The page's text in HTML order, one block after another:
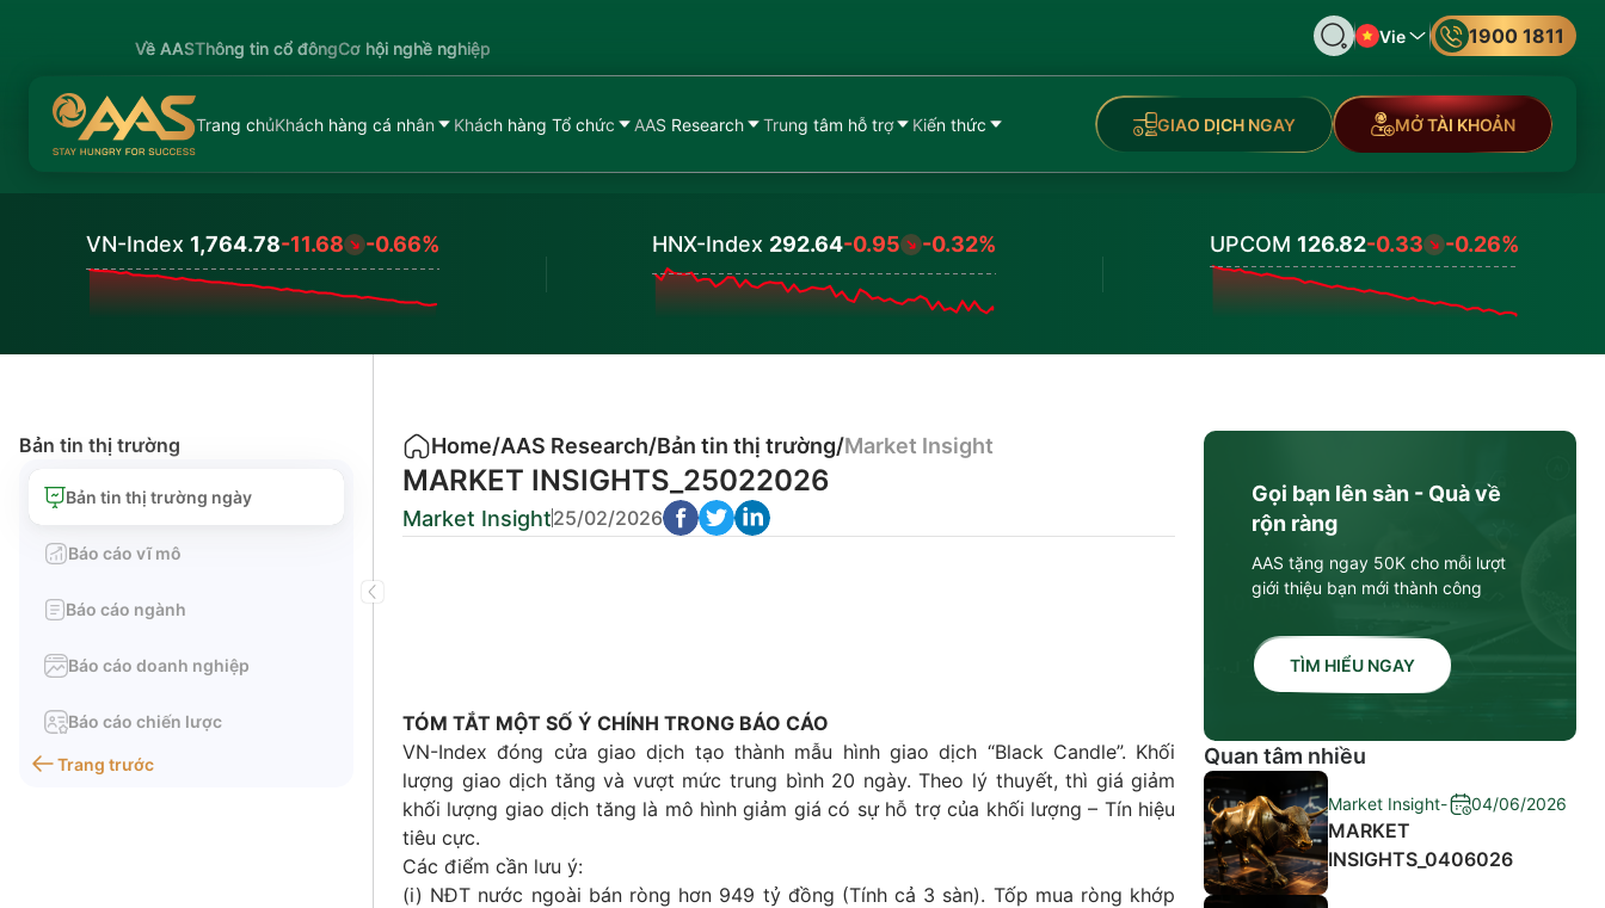
Về AASThông tin cổ đôngCơ hội nghề nghiệp
Vie 1900 1811
Trang chủKhách hàng cá nhân Khách hàng Tổ chức AAS Research Trung tâm hỗ trợ Kiến thức GIAO DỊCH NGAY MỞ TÀI KHOẢN
VN-Index 1,764.78-11.68 -0.66% HNX-Index 292.64-0.95 -0.32% UPCOM 126.82-0.33 -0.26%
Bản tin thị trường
Bản tin thị trường ngày
Báo cáo vĩ mô
Báo cáo ngành
Báo cáo doanh nghiệp
Báo cáo chiến lược
Trang trước
Home/AAS Research/Bản tin thị trường/Market Insight
MARKET INSIGHTS_25022026
Market Insight25/02/2026
TÓM TẮT MỘT SỐ Ý CHÍNH TRONG BÁO CÁO
VN-Index đóng cửa giao dịch tạo thành mẫu hình giao dịch “Black Candle”. Khối
lượng giao dịch tăng và vượt mức trung bình 20 ngày. Theo lý thuyết, thì giá giảm
khối lượng giao dịch tăng là mô hình giảm giá có sự hỗ trợ của khối lượng – Tín hiệu
tiêu cực.
Các điểm cần lưu ý:
(i) NĐT nước ngoài bán ròng hơn 949 tỷ đồng (Tính cả 3 sàn). Tốp mua ròng khớp
Gọi bạn lên sàn - Quà về
rộn ràng
AAS tặng ngay 50K cho mỗi lượt
giới thiệu bạn mới thành công
TÌM HIỂU NGAY
Quan tâm nhiều
Market Insight- 04/06/2026
MARKET
INSIGHTS_0406026